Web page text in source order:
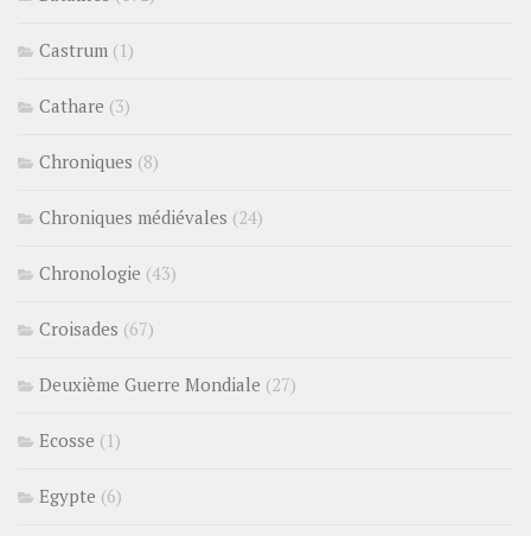
Castrum (1)
Cathare (3)
Chroniques (8)
Chroniques médiévales (24)
Chronologie (43)
Croisades (67)
Deuxième Guerre Mondiale (27)
Ecosse (1)
Egypte (6)